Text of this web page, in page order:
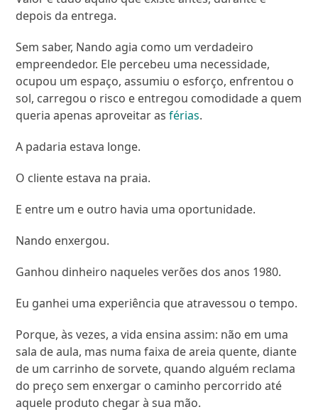
depois da entrega.
Sem saber, Nando agia como um verdadeiro
empreendedor. Ele percebeu uma necessidade,
ocupou um espaço, assumiu o esforço, enfrentou o
sol, carregou o risco e entregou comodidade a quem
queria apenas aproveitar asférias.
A padaria estava longe.
O cliente estava na praia.
E entre um e outro havia uma oportunidade.
Nando enxergou.
Ganhou dinheiro naqueles verões dos anos 1980.
Eu ganhei uma experiência que atravessou o tempo.
Porque, às vezes, a vida ensina assim: não em uma
sala de aula, mas numa faixa de areia quente, diante
de um carrinho de sorvete, quando alguém reclama
do preço sem enxergar o caminho percorrido até
aquele produto chegar à sua mão.